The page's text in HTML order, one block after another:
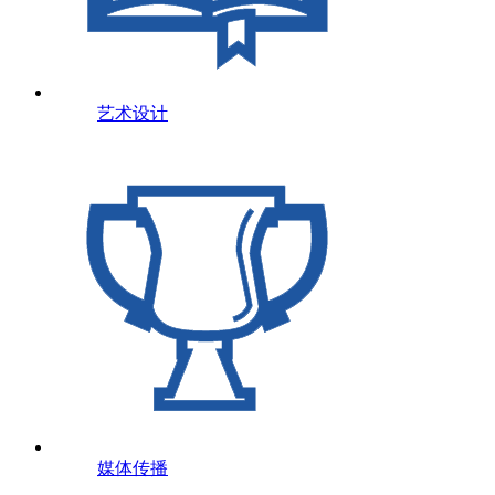
艺术设计
媒体传播